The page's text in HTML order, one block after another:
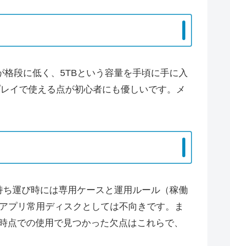
段に低く、5TBという容量を手頃に手に入
イで使える点が初心者にも優しいです。メ
運び時には専用ケースと運用ルール（稼働
プリ常用ディスクとしては不向きです。ま
での使用で見つかった欠点はこれらで、